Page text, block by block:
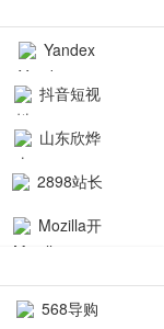
成全短剧电
视剧、电视
剧大全、好
看的电视
剧、最新的
电影在线观
看，神马影
最新好看的
整合当前互
联网最新最
全最优质的
软件免费下
载、资源免
费共享、技
术教程学习
台！整合破
Yandex
搜索
抖音短视
频
山东欣烨
化工有限公
2898站长
资源平台
Mozilla开
568导购